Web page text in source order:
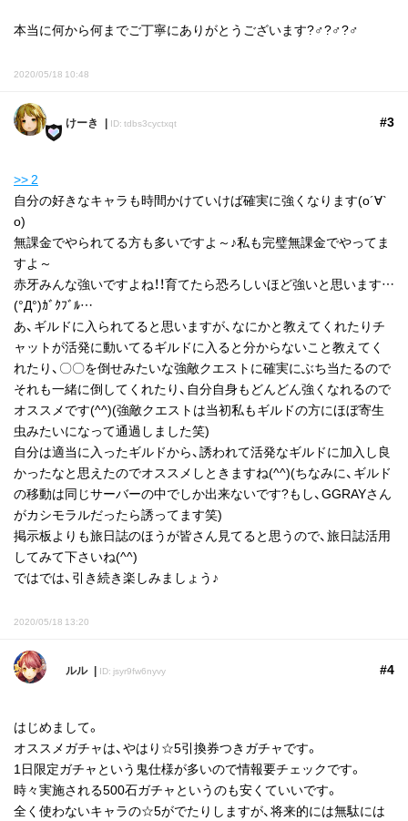
本当に何から何までご丁寧にありがとうございます?‍♂️?‍♂️?‍♂️
2020/05/18 10:48
けーき ID: tdbs3cyctxqt #3
>> 2
自分の好きなキャラも時間かけていけば確実に強くなります(о´∀`
о)
無課金でやられてる方も多いですよ～♪私も完璧無課金でやってま
すよ～
赤牙みんな強いですよね！！育てたら恐ろしいほど強いと思います…
(°Д°)ｶﾞｸﾌﾞﾙ…
あ、ギルドに入られてると思いますが、なにかと教えてくれたりチ
ャットが活発に動いてるギルドに入ると分からないこと教えてく
れたり、〇〇を倒せみたいな強敵クエストに確実にぶち当たるので
それも一緒に倒してくれたり、自分自身もどんどん強くなれるので
オススメです(^^)(強敵クエストは当初私もギルドの方にほぼ寄生
虫みたいになって通過しました笑)
自分は適当に入ったギルドから、誘われて活発なギルドに加入し良
かったなと思えたのでオススメしときますね(^^)(ちなみに、ギルド
の移動は同じサーバーの中でしか出来ないです?もし、GGRAYさん
がカシモラルだったら誘ってます笑)
掲示板よりも旅日誌のほうが皆さん見てると思うので、旅日誌活用
してみて下さいね(^^)
ではでは、引き続き楽しみましょう♪
2020/05/18 13:20
ルル ID: jsyr9fw6nyvy #4
はじめまして。
オススメガチャは、やはり☆5引換券つきガチャです。
1日限定ガチャという鬼仕様が多いので情報要チェックです。
時々実施される500石ガチャというのも安くていいです。
全く使わないキャラの☆5がでたりしますが、将来的には無駄には